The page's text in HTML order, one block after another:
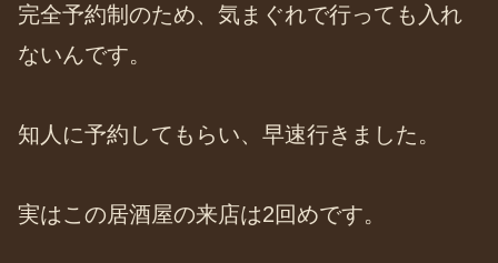
完全予約制のため、気まぐれで行っても入れ
ないんです。
知人に予約してもらい、早速行きました。
実はこの居酒屋の来店は2回めです。